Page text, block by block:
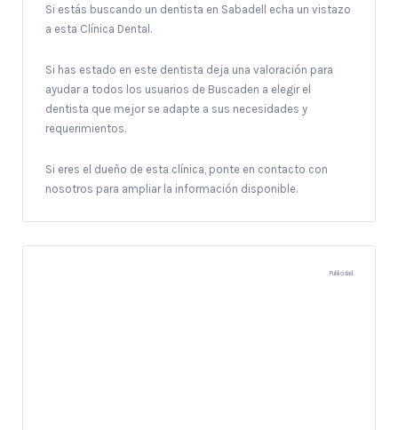
Si estás buscando un dentista en Sabadell echa un vistazo
a esta Clínica Dental.
Si has estado en este dentista deja una valoración para
ayudar a todos los usuarios de Buscaden a elegir el
dentista que mejor se adapte a sus necesidades y
requerimientos.
Si eres el dueño de esta clínica, ponte en contacto con
nosotros para ampliar la información disponible.
Publicidad